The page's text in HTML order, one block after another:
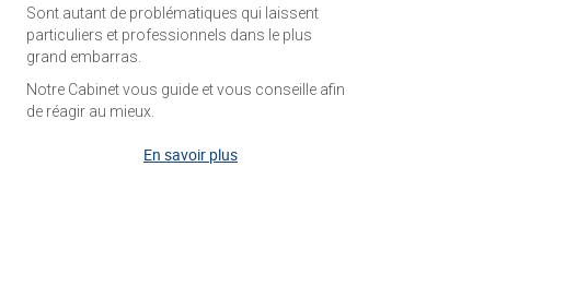
Sont autant de problématiques qui laissent
particuliers et professionnels dans le plus
grand embarras.
Notre Cabinet vous guide et vous conseille afin
de réagir au mieux.
En savoir plus